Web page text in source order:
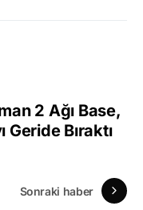
2 Ağı Base,
Bıraktı
Sonraki haber